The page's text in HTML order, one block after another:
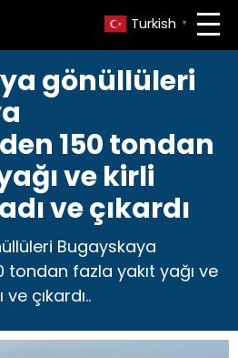
Turkish ▼
gönüllüleri
150 tondan
ve kirli
ve çıkardı
Bugayskaya
tondan fazla yakıt yağı ve
çıkardı..